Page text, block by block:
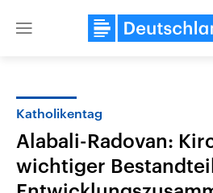
Close
Katholikentag
Alabali-Radovan:
wichtiger